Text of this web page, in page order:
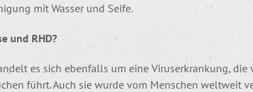
mit Wasser und Seife.
und RHD?
es sich ebenfalls um eine Viruserkrankung, die
führt. Auch sie wurde vom Menschen weltweit